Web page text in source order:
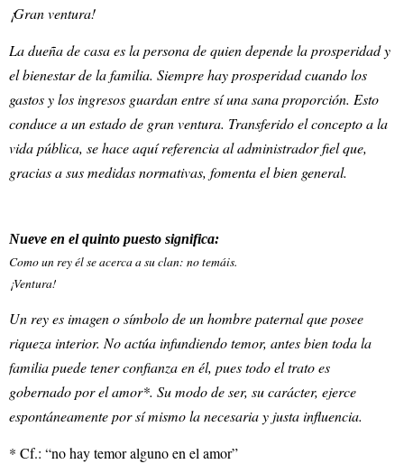
¡Gran ventura!
La dueña de casa es la persona de quien depende la prosperidad y
el bienestar de la familia. Siempre hay prosperidad cuando los
gastos y los ingresos guardan entre sí una sana proporción. Esto
conduce a un estado de gran ventura. Transferido el concepto a la
vida pública, se hace aquí referencia al administrador fiel que,
gracias a sus medidas normativas, fomenta el bien general.
Nueve en el quinto puesto significa:
Como un rey él se acerca a su clan: no temáis.
¡Ventura!
Un rey es imagen o símbolo de un hombre paternal que posee
riqueza interior. No actúa infundiendo temor, antes bien toda la
familia puede tener confianza en él, pues todo el trato es
gobernado por el amor*. Su modo de ser, su carácter, ejerce
espontáneamente por sí mismo la necesaria y justa influencia.
* Cf.: “no hay temor alguno en el amor”